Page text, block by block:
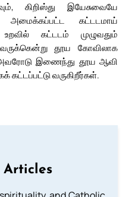
கிறிஸ்து இயேசுவையே
அமைக்கப்பட்ட கட்டடமாய்
உறவில் கட்டடம் முழுவதும்
தூய கோவிலாக
அவரோடு இணைந்து தூய ஆவி
கட்டப்பட்டு வருகிறீர்கள்.
Articles